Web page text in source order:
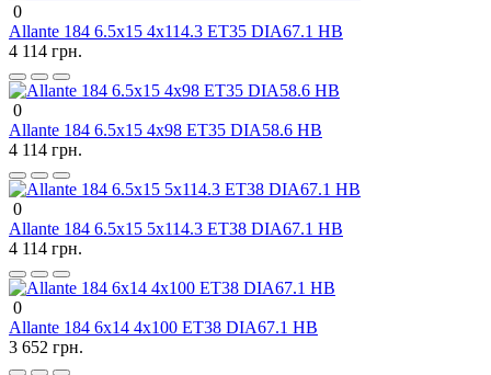
0
Allante 184 6.5x15 4x114.3 ET35 DIA67.1 HB
4 114 грн.
0
Allante 184 6.5x15 4x98 ET35 DIA58.6 HB
4 114 грн.
0
Allante 184 6.5x15 5x114.3 ET38 DIA67.1 HB
4 114 грн.
0
Allante 184 6x14 4x100 ET38 DIA67.1 HB
3 652 грн.